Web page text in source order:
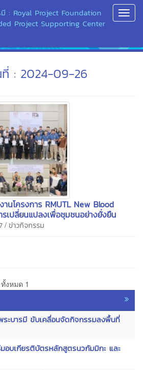
: Royal Project Foundation
Project Supporting Center
ที่ : 2024-09-26
นโครงการ RMUTL New Blood
รเปลี่ยนแปลงเพื่อชุมชนอย่างยั่งยืน
/ ข่าวกิจกรรม
งหมด 1
ระบารมี ขับเคลื่อนจัดกิจกรรมลงพื้นที่
อบเกียรติบัตรหลักสูตรนวกัมมิกะ และ